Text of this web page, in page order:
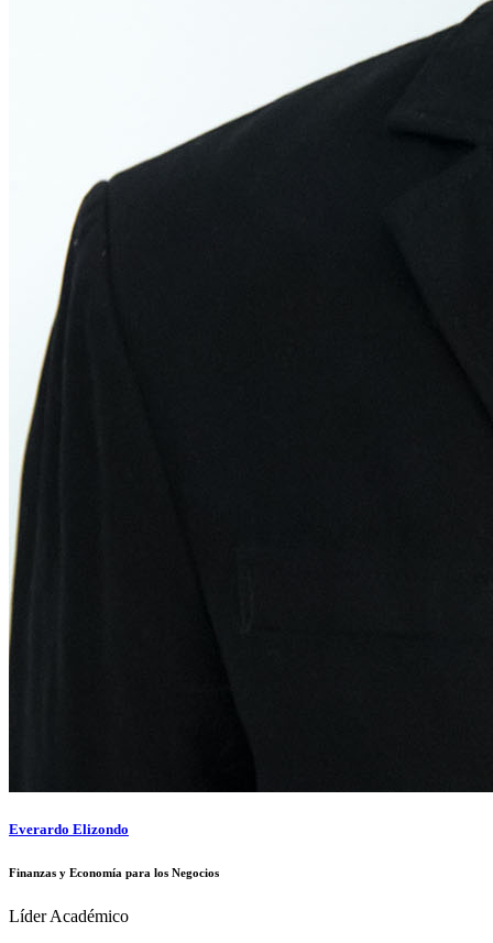
Everardo Elizondo
Finanzas y Economía para los Negocios
Líder Académico